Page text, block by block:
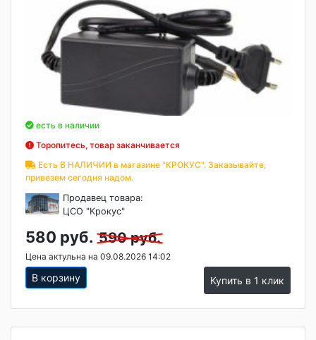
есть в наличии
Торопитесь, товар заканчивается
Есть В НАЛИЧИИ в магазине "КРОКУС". Заказывайте,
привезем сегодня надом.
Продавец товара:
ЦСО "Крокус"
580 руб. 590 руб.
Цена актульна на 09.08.2026 14:02
В корзину Купить в 1 клик